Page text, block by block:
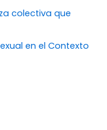
colectiva que
en el Contexto